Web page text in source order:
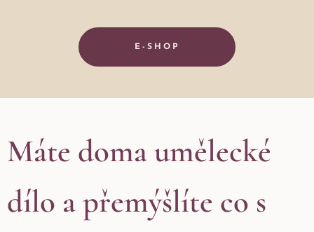
E-SHOP
Máte doma umělecké
dílo a přemýšlíte co s